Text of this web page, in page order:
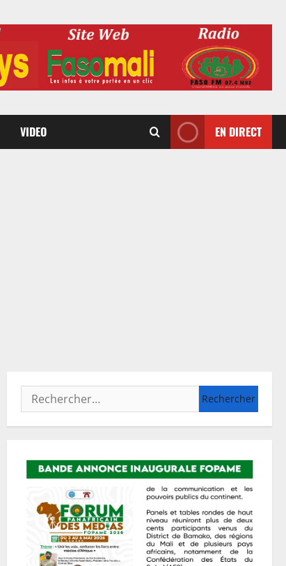
VIDEO EN DIRECT
Rechercher :